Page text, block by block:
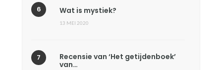
Wat is mystiek?
13 MEI 2020
Recensie van ‘Het getijdenboek’
van…